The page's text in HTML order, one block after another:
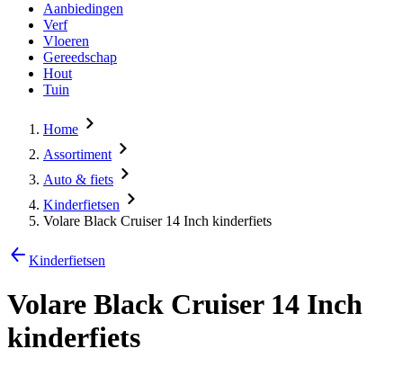
Aanbiedingen
Verf
Vloeren
Gereedschap
Hout
Tuin
Home
Assortiment
Auto & fiets
Kinderfietsen
Volare Black Cruiser 14 Inch kinderfiets
Kinderfietsen
Volare Black Cruiser 14 Inch
kinderfiets